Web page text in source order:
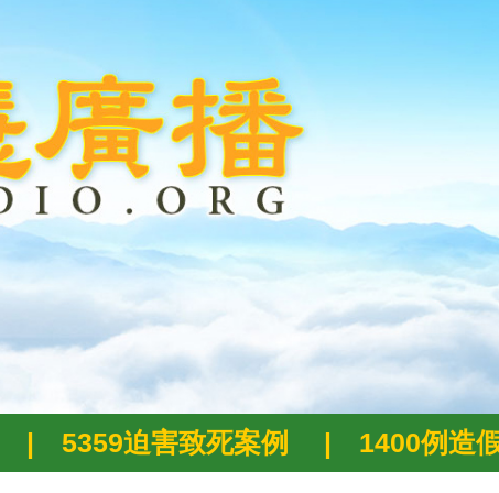
| 5359迫害致死案例 | 1400例造